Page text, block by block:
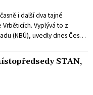
i další dva tajné
Vyplývá to z
(NBÚ), uvedly dnes Český
STAN,